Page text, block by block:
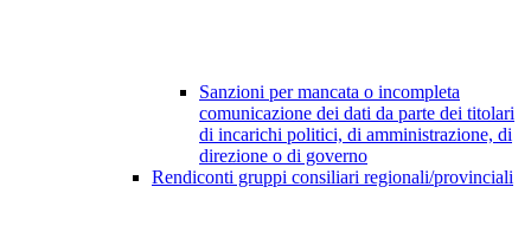
Sanzioni per mancata o incompleta
comunicazione dei dati da parte dei titolari
di incarichi politici, di amministrazione, di
direzione o di governo
Rendiconti gruppi consiliari regionali/provinciali